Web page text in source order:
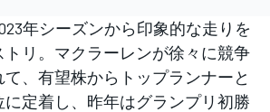
年シーズンから印象的な走りを
トリ。マクラーレンが徐々に競争
、有望株からトップランナーと
に定着し、昨年はグランプリ初勝